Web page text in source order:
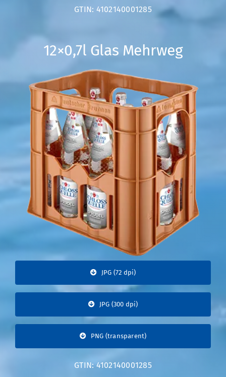
GTIN: 4102140001285
12×0,7l Glas Mehrweg
JPG (72 dpi)
JPG (300 dpi)
PNG (transparent)
GTIN: 4102140001285